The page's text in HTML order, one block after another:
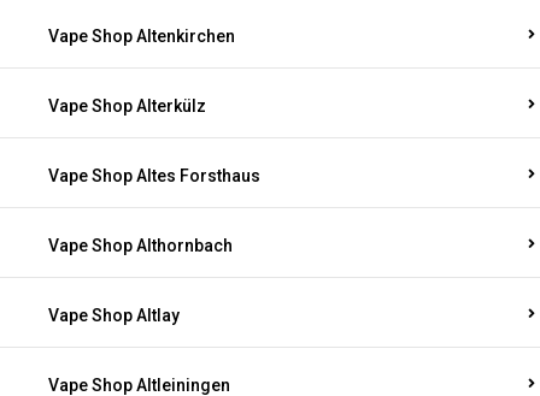
Vape Shop Altenkirchen
Vape Shop Alterkülz
Vape Shop Altes Forsthaus
Vape Shop Althornbach
Vape Shop Altlay
Vape Shop Altleiningen